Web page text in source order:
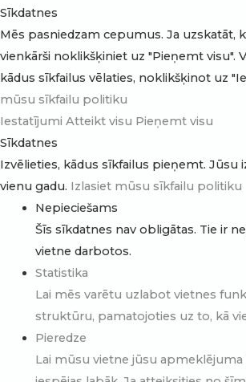
Sīkdatnes
Mēs pasniedzam cepumus. Ja uzskatāt,
vienkārši noklikšķiniet uz "Pieņemt visu".
kādus sīkfailus vēlaties, noklikšķinot uz
mūsu sīkfailu politiku
Iestatījumi Atteikt visu Pieņemt visu
Sīkdatnes
Izvēlieties, kādus sīkfailus pieņemt. Jūsu
vienu gadu. Izlasiet mūsu sīkfailu politiku
Nepieciešams
Šīs sīkdatnes nav obligātas. Tie ir
vietne darbotos.
Statistika
Lai mēs varētu uzlabot vietnes
struktūru, pamatojoties uz to, kā
Pieredze
Lai mūsu vietne jūsu